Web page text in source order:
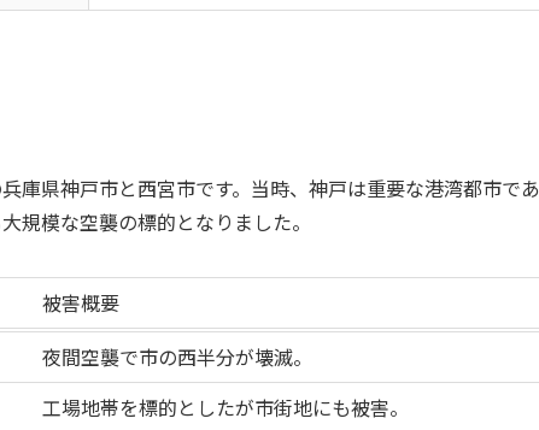
庫県神戸市と西宮市です。当時、神戸は重要な港湾都市であ
規模な空襲の標的となりました。
被害概要
夜間空襲で市の西半分が壊滅。
工場地帯を標的としたが市街地にも被害。